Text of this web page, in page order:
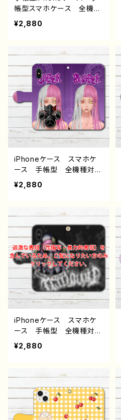
作：もなか G-6
帳型スマホケース 全機種
対応 おしゃれ イラス
ト エモい iPhone11 Pro
peria Googlepixel iP
タジー Galaxy ARROW
S AQUOSZenfone ス
マホカバー iPhone 携
帯 カバー ケース アイ
フォンケース イラストレー
ター 絵師 クリエイタ
ー タイトル：狐火 作：嘉
村ギミ
¥2,880
iPhoneケース スマホケ
ース 手帳型 全機種対
応 イラスト 可愛い女の
子 かっこいい女子 おし
ール メンズ 高校生 男
子 iPhone17/16/15/14/1
3 AQUOS Xperia Go
oglepixel Galaxy And
roid アンドロイド ケー
ス ピアス 銀髪 白髪
個性的 おすすめ 人気
イラストレーター クリエイ
ター 絵師 オリジナル
デザイン グッズ ケー
ス タイトル：ブレーメン
作：nero
¥2,880
iPhoneケース スマホケ
ース 手帳型 全機種対
応 イラスト 可愛い女の
子 かっこいい女子 おし
クール 病みかわいい ヤ
ー メンズ 高校生 男
子 iPhone17/16/15/14/1
3 AQUOS Xperia Go
¥2,880